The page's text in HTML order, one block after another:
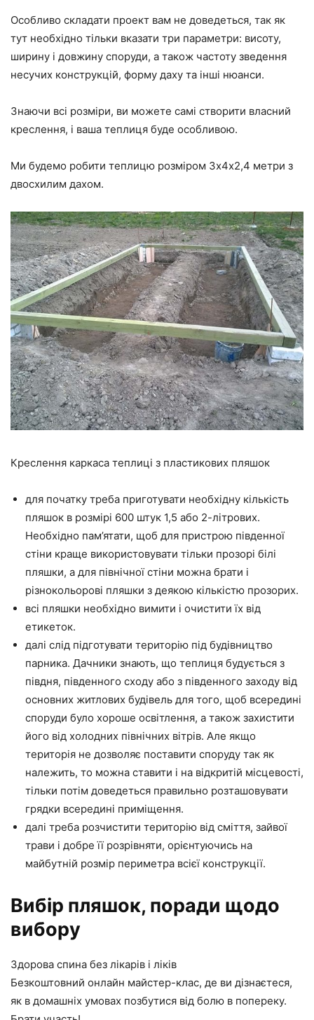
Особливо складати проект вам не доведеться, так як
тут необхідно тільки вказати три параметри: висоту,
ширину і довжину споруди, а також частоту зведення
несучих конструкцій, форму даху та інші нюанси.
Знаючи всі розміри, ви можете самі створити власний
креслення, і ваша теплиця буде особливою.
Ми будемо робити теплицю розміром 3х4х2,4 метри з
двосхилим дахом.
Креслення каркаса теплиці з пластикових пляшок
для початку треба приготувати необхідну кількість
пляшок в розмірі 600 штук 1,5 або 2-літрових.
Необхідно пам’ятати, щоб для пристрою південної
стіни краще використовувати тільки прозорі білі
пляшки, а для північної стіни можна брати і
різнокольорові пляшки з деякою кількістю прозорих.
всі пляшки необхідно вимити і очистити їх від
етикеток.
далі слід підготувати територію під будівництво
парника. Дачники знають, що теплиця будується з
півдня, південного сходу або з південного заходу від
основних житлових будівель для того, щоб всередині
споруди було хороше освітлення, а також захистити
його від холодних північних вітрів. Але якщо
територія не дозволяє поставити споруду так як
належить, то можна ставити і на відкритій місцевості,
тільки потім доведеться правильно розташовувати
грядки всередині приміщення.
далі треба розчистити територію від сміття, зайвої
трави і добре її розрівняти, орієнтуючись на
майбутній розмір периметра всієї конструкції.
Вибір пляшок, поради щодо
вибору
Здорова спина без лікарів і ліків
Безкоштовний онлайн майстер-клас, де ви дізнаєтеся,
як в домашніх умовах позбутися від болю в попереку.